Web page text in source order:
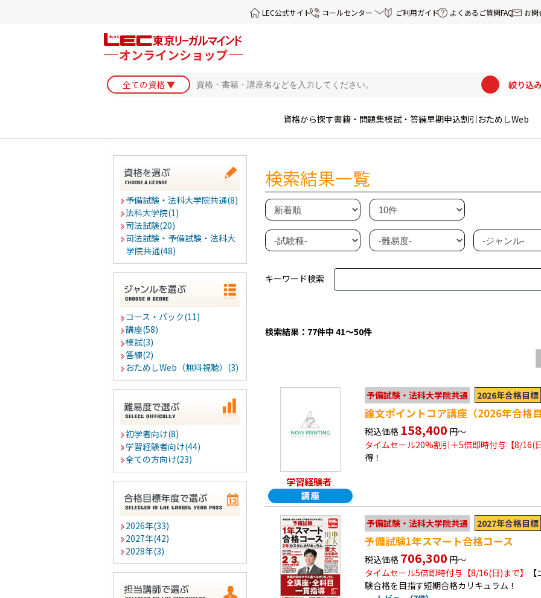
LEC公式サイト コールセンター ご利用ガイド よくあるご質問FAQ お問
絞り込
資格から探す書籍・問題集模試・答練早期申込割引 おためしWeb
予備試験・法科大学院共通(8)
法科大学院(1)
司法試験(20)
司法試験・予備試験・法科大
学院共通(48)
コース・パック(11)
講座(58)
模試(3)
答練(2)
おためしWeb（無料視聴）(3)
初学者向け(8)
学習経験者向け(44)
全ての方向け(23)
2026年(33)
2027年(42)
2028年(3)
検索結果一覧
キーワード検索
検索結果：77件中 41～50件
学習経験者
予備試験・法科大学院共通 2026年合格目標
論文ポイントコア講座（2026年合格目
税込価格 158,400 円～
タイムセール20%割引＋5倍即時付与【8/16(
得！
予備試験・法科大学院共通 2027年合格目標
予備試験1年スマート合格コース
税込価格 706,300 円～
タイムセール5倍即時付与【8/16(日)まで】
験合格を目指す短期合格カリキュラム！